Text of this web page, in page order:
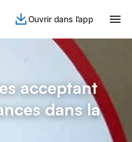
Ouvrir dans l’app
acceptant
dans la